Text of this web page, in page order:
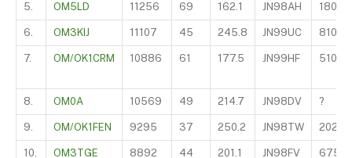
5. OM5LD 11256 69 162.1 JN98AH 180
6. OM3KIJ 11107 45 245.8 JN99UC 810
7. OM/OK1CRM 10886 61 177.5 JN99HF 510
8. OM0A 10569 49 214.7 JN98DV ?
9. OM/OK1FEN 9295 37 250.2 JN98TW 2025
10. OM3TGE 8892 44 201.1 JN98FV 675